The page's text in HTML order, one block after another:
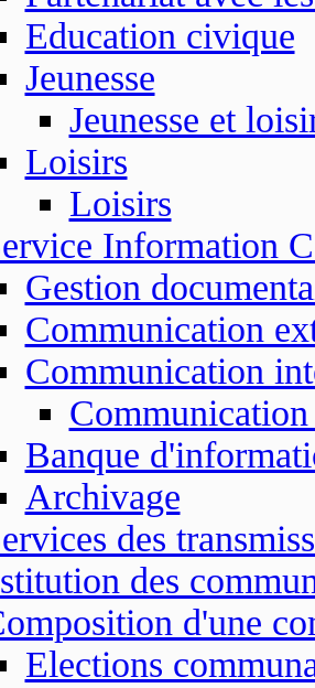
Education civique
Jeunesse
Jeunesse et
Loisirs
Loisirs
Information
Gestion
Communication
Communication
Communication
Banque
Archivage
des
des
d'une
Elections